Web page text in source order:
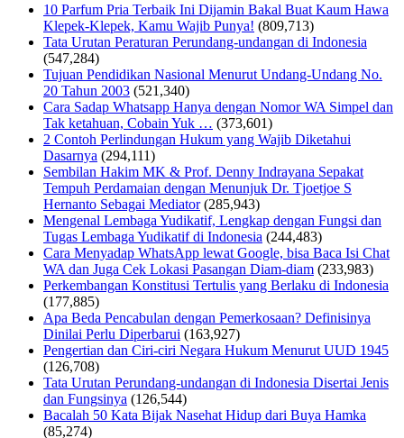
10 Parfum Pria Terbaik Ini Dijamin Bakal Buat Kaum Hawa
Klepek-Klepek, Kamu Wajib Punya! (809,713)
Tata Urutan Peraturan Perundang-undangan di Indonesia
(547,284)
Tujuan Pendidikan Nasional Menurut Undang-Undang No.
20 Tahun 2003 (521,340)
Cara Sadap Whatsapp Hanya dengan Nomor WA Simpel dan
Tak ketahuan, Cobain Yuk … (373,601)
2 Contoh Perlindungan Hukum yang Wajib Diketahui
Dasarnya (294,111)
Sembilan Hakim MK & Prof. Denny Indrayana Sepakat
Tempuh Perdamaian dengan Menunjuk Dr. Tjoetjoe S
Hernanto Sebagai Mediator (285,943)
Mengenal Lembaga Yudikatif, Lengkap dengan Fungsi dan
Tugas Lembaga Yudikatif di Indonesia (244,483)
Cara Menyadap WhatsApp lewat Google, bisa Baca Isi Chat
WA dan Juga Cek Lokasi Pasangan Diam-diam (233,983)
Perkembangan Konstitusi Tertulis yang Berlaku di Indonesia
(177,885)
Apa Beda Pencabulan dengan Pemerkosaan? Definisinya
Dinilai Perlu Diperbarui (163,927)
Pengertian dan Ciri-ciri Negara Hukum Menurut UUD 1945
(126,708)
Tata Urutan Perundang-undangan di Indonesia Disertai Jenis
dan Fungsinya (126,544)
Bacalah 50 Kata Bijak Nasehat Hidup dari Buya Hamka
(85,274)